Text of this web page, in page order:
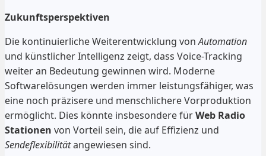
Zukunftsperspektiven
Die kontinuierliche Weiterentwicklung vonAutomation
und künstlicher Intelligenz zeigt, dass Voice-Tracking
weiter an Bedeutung gewinnen wird. Moderne
Softwarelösungen werden immer leistungsfähiger, was
eine noch präzisere und menschlichere Vorproduktion
ermöglicht. Dies könnte insbesondere fürWeb Radio
Stationen von Vorteil sein, die auf Effizienz und
Sendeflexibilitätangewiesen sind.